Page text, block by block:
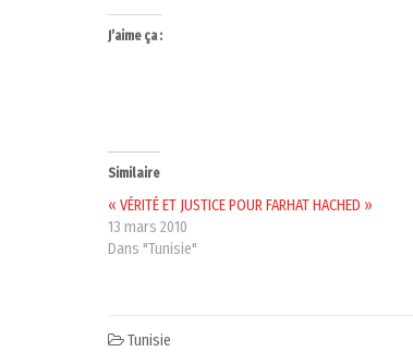
J’aime ça :
Similaire
« VÉRITÉ ET JUSTICE POUR FARHAT HACHED »
13 mars 2010
Dans "Tunisie"
Tunisie